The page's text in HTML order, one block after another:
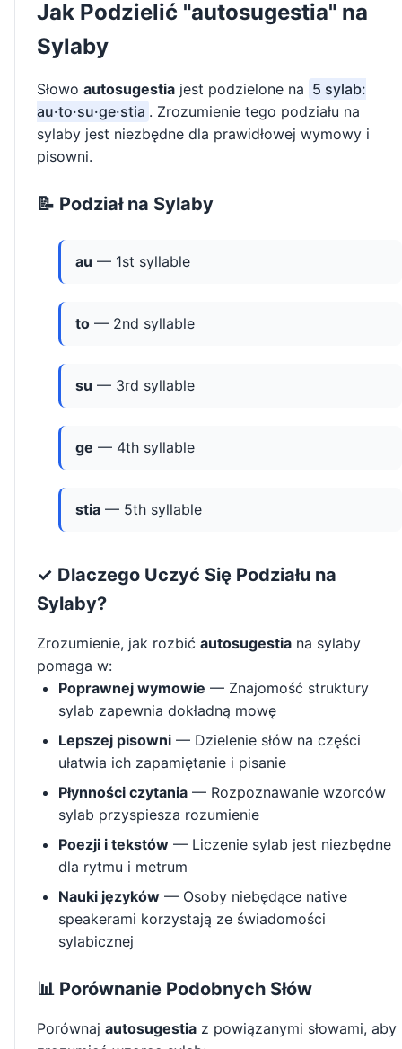
Jak Podzielić "autosugestia" na
Sylaby
Słowo autosugestia jest podzielone na 5 sylab:
au·to·su·ge·stia . Zrozumienie tego podziału na
sylaby jest niezbędne dla prawidłowej wymowy i
pisowni.
📝 Podział na Sylaby
au — 1st syllable
to — 2nd syllable
su — 3rd syllable
ge — 4th syllable
stia — 5th syllable
✓ Dlaczego Uczyć Się Podziału na
Sylaby?
Zrozumienie, jak rozbić autosugestia na sylaby
pomaga w:
Poprawnej wymowie — Znajomość struktury
sylab zapewnia dokładną mowę
Lepszej pisowni — Dzielenie słów na części
ułatwia ich zapamiętanie i pisanie
Płynności czytania — Rozpoznawanie wzorców
sylab przyspiesza rozumienie
Poezji i tekstów — Liczenie sylab jest niezbędne
dla rytmu i metrum
Nauki języków — Osoby niebędące native
speakerami korzystają ze świadomości
sylabicznej
📊 Porównanie Podobnych Słów
Porównaj autosugestia z powiązanymi słowami, aby